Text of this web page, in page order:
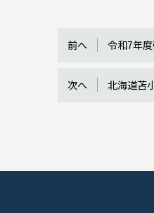
前へ 令和7年
次へ 北海道苫